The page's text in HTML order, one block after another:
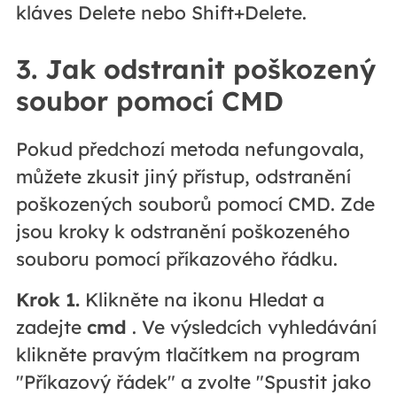
kláves Delete nebo Shift+Delete.
3. Jak odstranit poškozený
soubor pomocí CMD
Pokud předchozí metoda nefungovala,
můžete zkusit jiný přístup, odstranění
poškozených souborů pomocí CMD. Zde
jsou kroky k odstranění poškozeného
souboru pomocí příkazového řádku.
Krok 1.Klikněte na ikonu Hledat a
zadejte cmd . Ve výsledcích vyhledávání
klikněte pravým tlačítkem na program
"Příkazový řádek" a zvolte "Spustit jako